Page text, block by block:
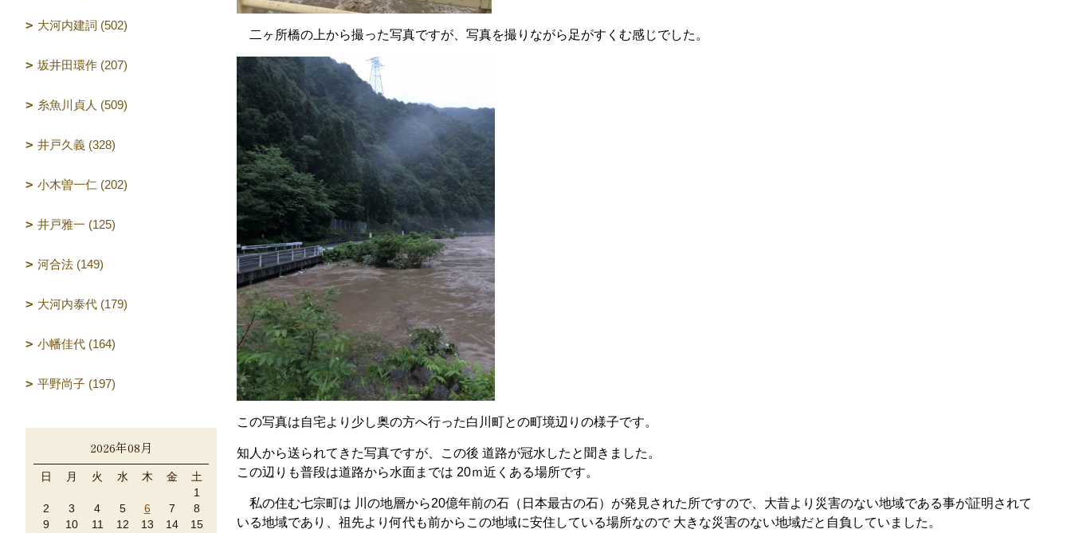
二ヶ所橋の上から撮った写真ですが、写真を撮りながら足がすくむ感じでした。
この写真は自宅より少し奥の方へ行った白川町との町境辺りの様子です。
知人から送られてきた写真ですが、この後 道路が冠水したと聞きました。
この辺りも普段は道路から水面までは 20ｍ近くある場所です。
私の住む七宗町は 川の地層から20億年前の石（日本最古の石）が発見された所ですので、大昔より災害のない地域である事が証明されて
いる地域であり、祖先より何代も前からこの地域に安住している場所なので 大きな災害のない地域だと自負していました。
大河内建詞 (502)
坂井田環作 (207)
糸魚川貞人 (509)
井戸久義 (328)
小木曽一仁 (202)
井戸雅一 (125)
河合法 (149)
大河内泰代 (179)
小幡佳代 (164)
平野尚子 (197)
2026年08月
日 月 火 水 木 金
土
1
2
3 4 5 6 7
8
9
10 11 12 13 14
15